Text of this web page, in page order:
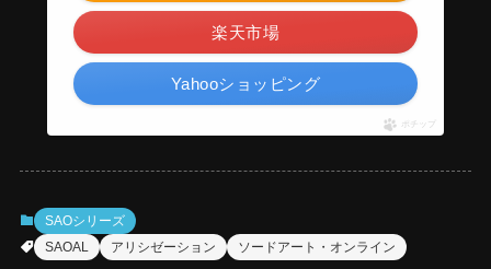
楽天市場
Yahooショッピング
ポチップ
SAOシリーズ
SAOAL
アリシゼーション ソードアート・オンライン